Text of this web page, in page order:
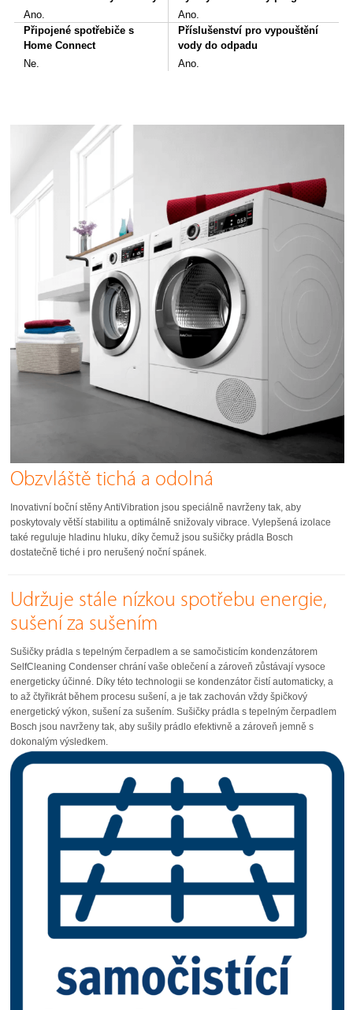
Ano.
Ano.
Připojené spotřebiče s
Home Connect
Ne.
Příslušenství pro vypouštění
vody do odpadu
Ano.
Obzvláště tichá a odolná
Inovativní boční stěny AntiVibration jsou speciálně navrženy tak, aby
poskytovaly větší stabilitu a optimálně snižovaly vibrace. Vylepšená izolace
také reguluje hladinu hluku, díky čemuž jsou sušičky prádla Bosch
dostatečně tiché i pro nerušený noční spánek.
Udržuje stále nízkou spotřebu energie,
sušení za sušením
Sušičky prádla s tepelným čerpadlem a se samočisticím kondenzátorem
SelfCleaning Condenser chrání vaše oblečení a zároveň zůstávají vysoce
energeticky účinné. Díky této technologii se kondenzátor čistí automaticky, a
to až čtyřikrát během procesu sušení, a je tak zachován vždy špičkový
energetický výkon, sušení za sušením. Sušičky prádla s tepelným čerpadlem
Bosch jsou navrženy tak, aby sušily prádlo efektivně a zároveň jemně s
dokonalým výsledkem.